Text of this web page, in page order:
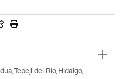
Tepeji del Río Hidalgo